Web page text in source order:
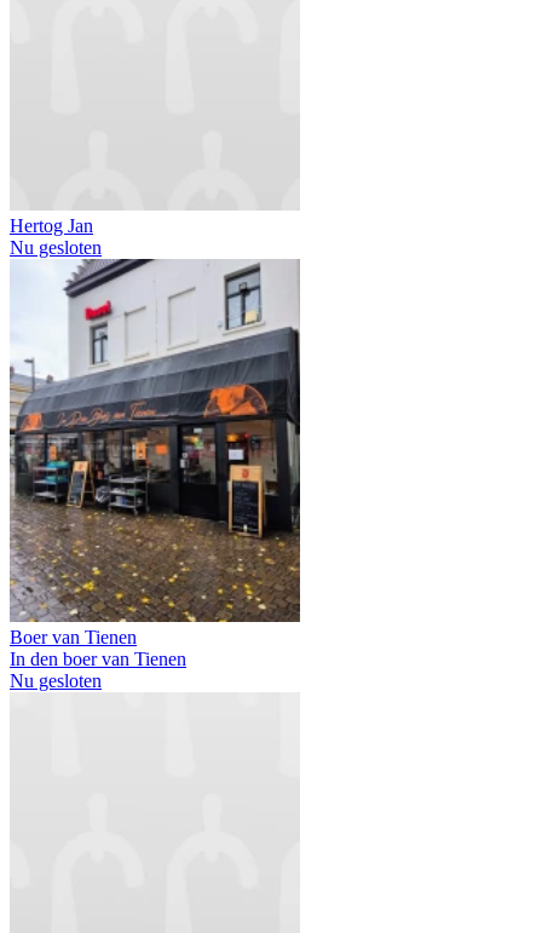
Hertog Jan
Nu gesloten
Boer van Tienen
In den boer van Tienen
Nu gesloten